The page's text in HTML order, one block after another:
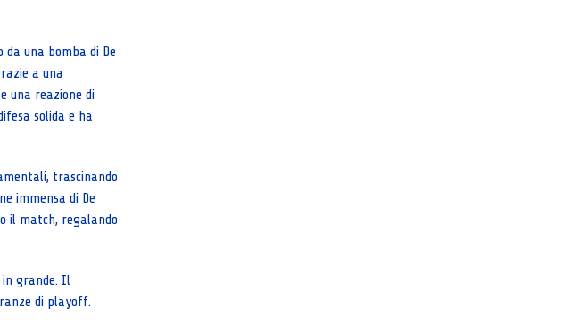
una bomba di De
a una
una reazione di
solida e ha
trascinando
immensa di De
il match, regalando
in grande. Il
di playoff.